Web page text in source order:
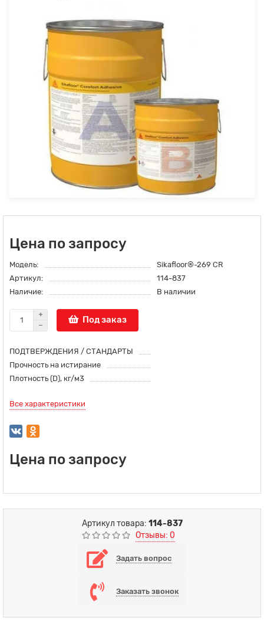
Цена по запросу
Модель:
Sikafloor®-269 CR
Артикул:
114-837
Наличие:
В наличии
Под заказ
ПОДТВЕРЖДЕНИЯ / СТАНДАРТЫ
Прочность на истирание
Плотность (D), кг/м3
Все характеристики
Цена по запросу
Артикул товара: 114-837
Отзывы: 0
Задать вопрос
Заказать звонок